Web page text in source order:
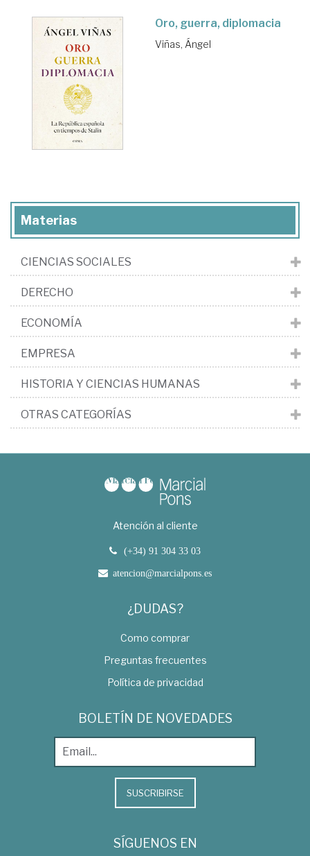
Oro, guerra, diplomacia
Viñas, Ángel
Materias
CIENCIAS SOCIALES
DERECHO
ECONOMÍA
EMPRESA
HISTORIA Y CIENCIAS HUMANAS
OTRAS CATEGORÍAS
Atención al cliente
(+34) 91 304 33 03
atencion@marcialpons.es
¿DUDAS?
Como comprar
Preguntas frecuentes
Política de privacidad
BOLETÍN DE NOVEDADES
SUSCRIBIRSE
SÍGUENOS EN